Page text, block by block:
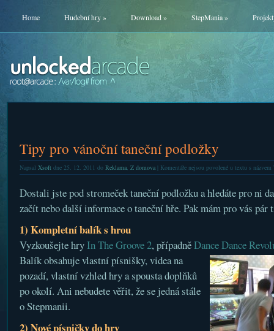
Home Hudební hry» Download» StepMania»
Tipy pro vánoční taneční podložky
Napsal Xsoftdne 25. 12. 2011 do Reklama, Z domova| Komentáře nejsou povolenéu textu s názvem
Dostali jste pod stromeček taneční podložku a hledáte pro ni
začít nebo další informace o taneční hře. Pak mám pro vás pár
1) Kompletní balík s hrou
Vyzkoušejte hryIn The Groove 2, případněDance Dance
Balík obsahuje vlastní písnišky, videa na
pozadí, vlastní vzhled hry a spousta doplňků
po okolí. Ani nebudete věřit, že se jedná stále
o Stepmanii.
2) Nové písničky do hry